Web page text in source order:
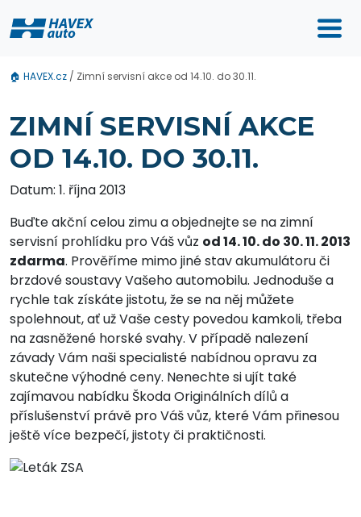
🏠 HAVEX.cz / Zimní servisní akce od 14.10. do 30.11.
ZIMNÍ SERVISNÍ AKCE
OD 14.10. DO 30.11.
Datum: 1. října 2013
Buďte akční celou zimu a objednejte se na zimní
servisní prohlídku pro Váš vůz od 14. 10. do 30. 11. 2013
zdarma. Prověříme mimo jiné stav akumulátoru či
brzdové soustavy Vašeho automobilu. Jednoduše a
rychle tak získáte jistotu, že se na něj můžete
spolehnout, ať už Vaše cesty povedou kamkoli, třeba
na zasněžené horské svahy. V případě nalezení
závady Vám naši specialisté nabídnou opravu za
skutečne výhodné ceny. Nenechte si ujít také
zajímavou nabídku Škoda Originálních dílů a
příslušenství právě pro Váš vůz, které Vám přinesou
ještě více bezpečí, jistoty či praktičnosti.